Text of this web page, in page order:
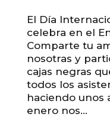
El Día
celebra en el
Comparte tu
nosotras y
cajas negras
todos los
haciendo unos
enero nos...